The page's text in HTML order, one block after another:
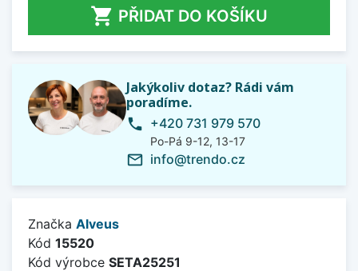
 PŘIDAT DO KOŠÍKU
Jakýkoliv dotaz? Rádi vám
poradíme.
phone +420 731 979 570
Po-Pá 9-12, 13-17
mail_outline info@trendo.cz
Značka Alveus
Kód 15520
Kód výrobce SETA25251